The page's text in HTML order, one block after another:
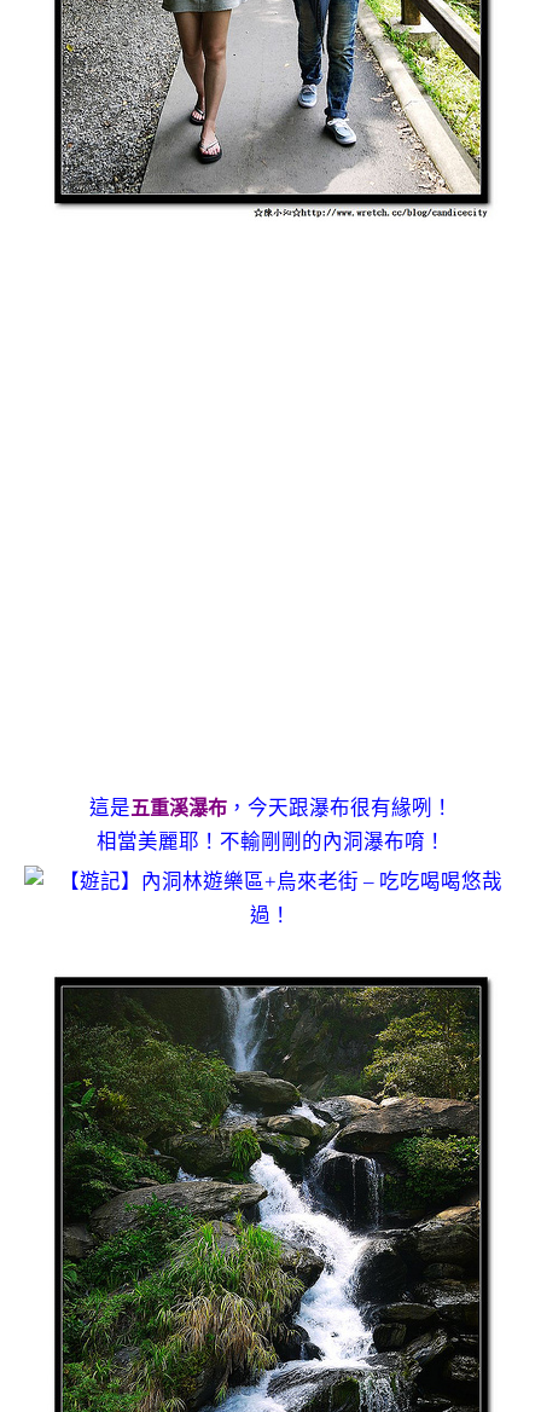
這是五重溪瀑布，今天跟瀑布很有緣咧！
相當美麗耶！不輸剛剛的內洞瀑布唷！